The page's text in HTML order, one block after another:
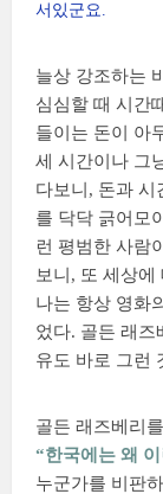
서있군요.
늘상 강조하는
심심할 때 시간
들이는 돈이 아
세 시간이나 그
다보니, 돈과 시
를 닥닥 긁어모
런 평범한 사람
보니, 또 세상에
나는 항상 영화
었다. 골든 래즈
유도 바로 그런
골든 래즈베리
“한국에는 왜
누군가를 비판